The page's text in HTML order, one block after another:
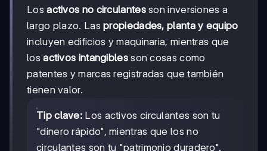
Losactivos no circulantesson inversiones a
largo plazo. Laspropiedades, planta y equipo
incluyen edificios y maquinaria, mientras que
losactivos intangiblesson cosas como
patentes y marcas registradas que también
tienen valor.
Tip clave: Los activos circulantes son tu
"dinero rápido", mientras que los no
circulantes son tu "patrimonio duradero".